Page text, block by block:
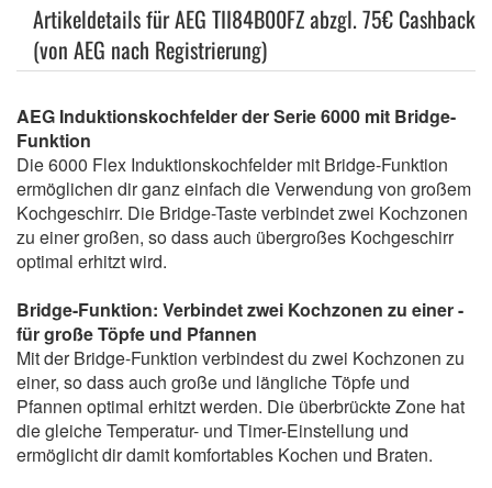
Artikeldetails für AEG TII84B00FZ abzgl. 75€ Cashback
(von AEG nach Registrierung)
AEG Induktionskochfelder der Serie 6000 mit Bridge-
Funktion
Die 6000 Flex Induktionskochfelder mit Bridge-Funktion
ermöglichen dir ganz einfach die Verwendung von großem
Kochgeschirr. Die Bridge-Taste verbindet zwei Kochzonen
zu einer großen, so dass auch übergroßes Kochgeschirr
optimal erhitzt wird.
Bridge-Funktion: Verbindet zwei Kochzonen zu einer -
für große Töpfe und Pfannen
Mit der Bridge-Funktion verbindest du zwei Kochzonen zu
einer, so dass auch große und längliche Töpfe und
Pfannen optimal erhitzt werden. Die überbrückte Zone hat
die gleiche Temperatur- und Timer-Einstellung und
ermöglicht dir damit komfortables Kochen und Braten.